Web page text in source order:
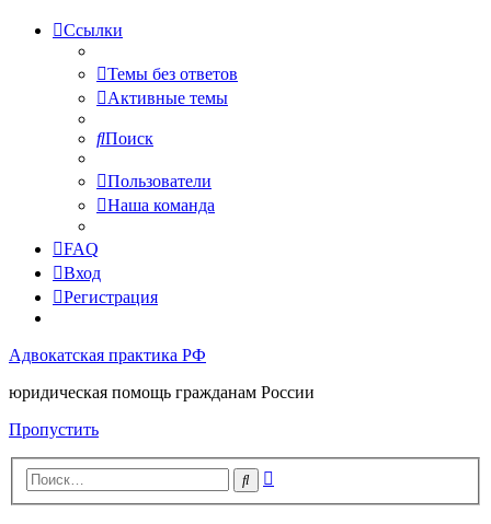
Ссылки
Темы без ответов
Активные темы
Поиск
Пользователи
Наша команда
FAQ
Вход
Регистрация
Адвокатская практика РФ
юридическая помощь гражданам России
Пропустить
Поиск